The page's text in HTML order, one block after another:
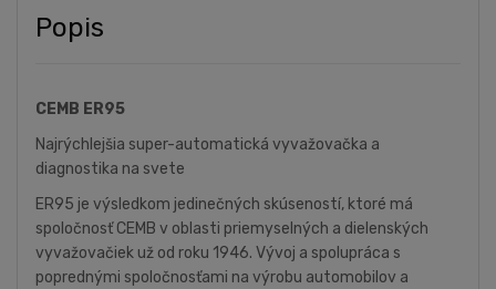
Popis
CEMB ER95
Najrýchlejšia super-automatická vyvažovačka a
diagnostika na svete
ER95 je výsledkom jedinečných skúseností, ktoré má
spoločnosť CEMB v oblasti priemyselných a dielenských
vyvažovačiek už od roku 1946. Vývoj a spolupráca s
poprednými spoločnosťami na výrobu automobilov a